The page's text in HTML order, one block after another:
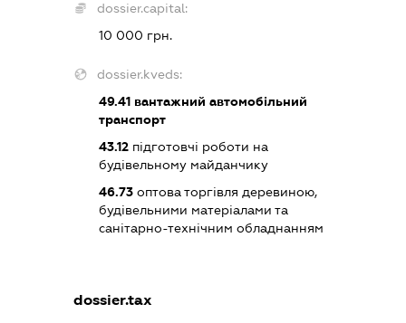
dossier.capital:
10 000 грн.
dossier.kveds:
49.41вантажний автомобільний
транспорт
43.12підготовчі роботи на
будівельному майданчику
46.73оптова торгівля деревиною,
будівельними матеріалами та
санітарно-технічним обладнанням
dossier.tax